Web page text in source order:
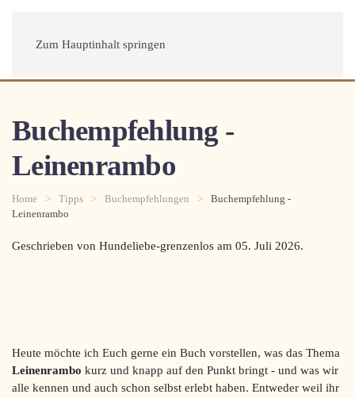
Zum Hauptinhalt springen
Menü
Buchempfehlung -
Leinenrambo
Home Tipps Buchempfehlungen
Buchempfehlung -
Leinenrambo
Geschrieben von Hundeliebe-grenzenlos am 05. Juli 2026.
Heute möchte ich Euch gerne ein Buch vorstellen, was das Thema
Leinenrambo kurz und knapp auf den Punkt bringt - und was wir
alle kennen und auch schon selbst erlebt haben. Entweder weil ihr